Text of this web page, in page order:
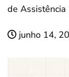
de Assistência
junho 14,